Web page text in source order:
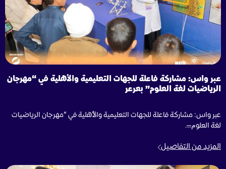
عبر واس: مشاركة فاعلة للجهات التعليمية والأهلية في “مهرجان
الرياضيات لغة العلوم” بعرعر
عبر واس: مشاركة فاعلة للجهات التعليمية والأهلية في “مهرجان الرياضيات
لغة العلوم̶...
المزيد من التفاصيل